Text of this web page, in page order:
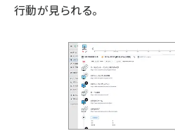
行動が見られる。